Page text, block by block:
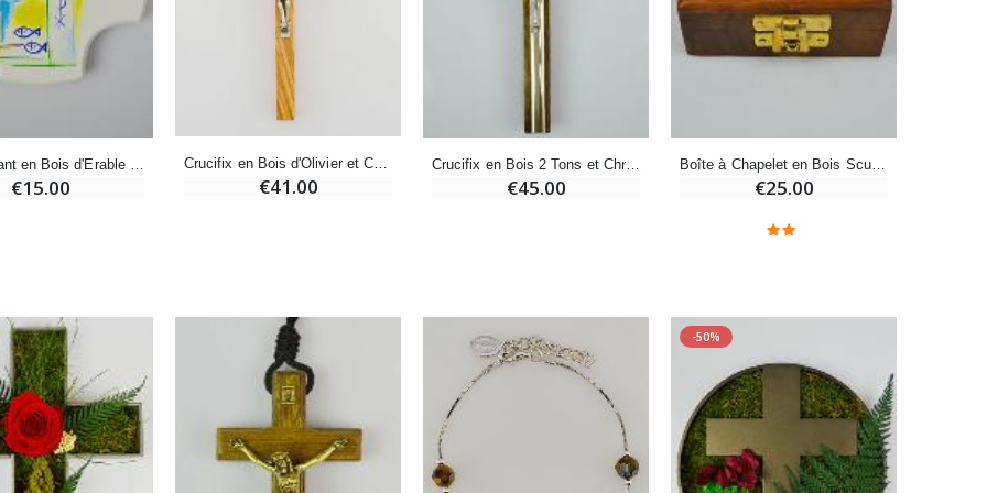
-20%
-10%
€5.50 €4.95
-25%
€130.00
€5.50
-25%
€15.00
Crucifix en Bois d'Olivier et Christ en Bronze
€41.00
Crucifix en Bois 2 Tons et Christ en Bronze
€45.00
Boîte à Chapelet en Bois Sculpté & Croix en Bronze
€25.00
-50%